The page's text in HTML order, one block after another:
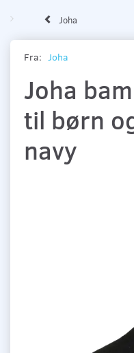
Joha
Fra: Joha
Joha
til børn
navy